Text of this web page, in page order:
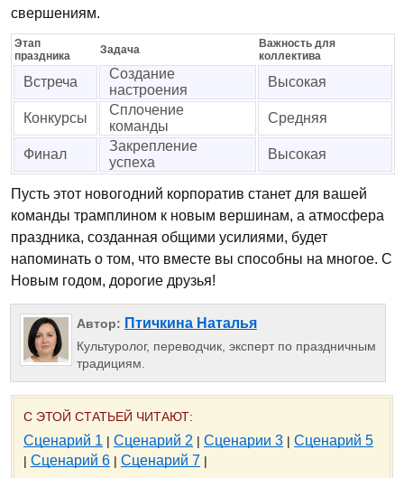
свершениям.
Этап
праздника
Задача
Важность для
коллектива
Встреча
Создание
настроения
Высокая
Конкурсы
Сплочение
команды
Средняя
Финал
Закрепление
успеха
Высокая
Пусть этот новогодний корпоратив станет для вашей
команды трамплином к новым вершинам, а атмосфера
праздника, созданная общими усилиями, будет
напоминать о том, что вместе вы способны на многое. С
Новым годом, дорогие друзья!
Автор: Птичкина Наталья
Культуролог, переводчик, эксперт по праздничным
традициям.
С ЭТОЙ СТАТЬЕЙ ЧИТАЮТ:
Сценарий 1 | Сценарий 2 | Сценарии 3 | Сценарий 5
| Сценарий 6 | Сценарий 7 |